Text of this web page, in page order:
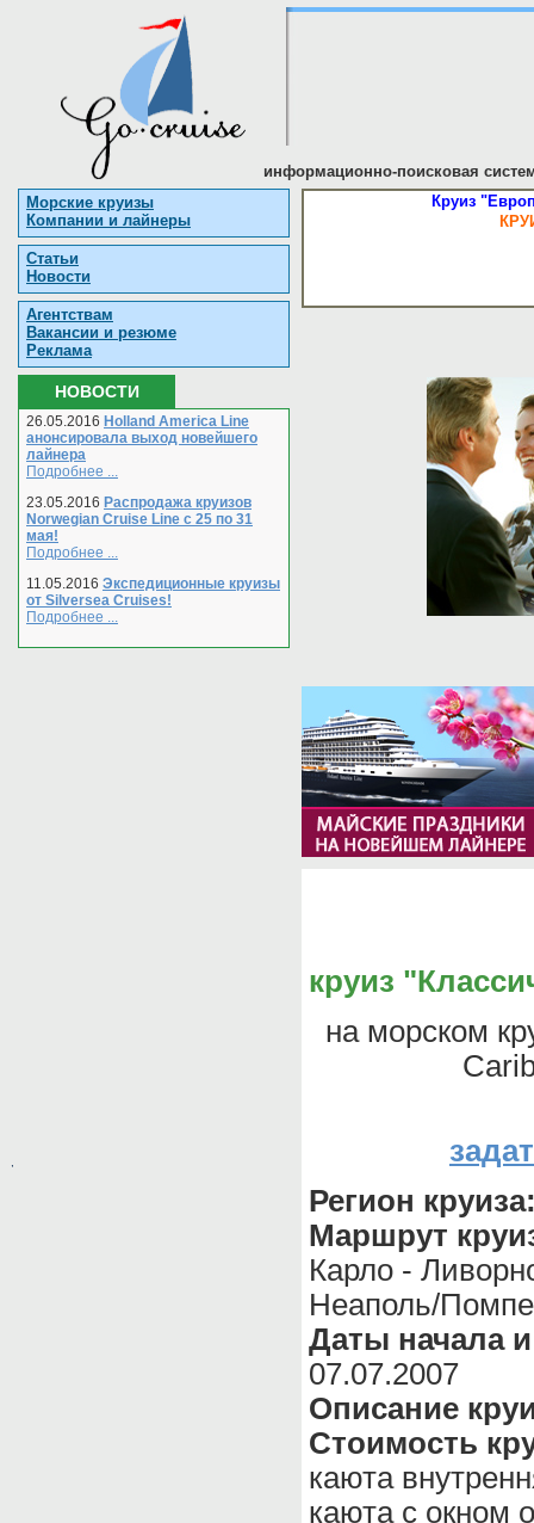
информационно-поисковая
Морские круизы
Компании и лайнеры
Статьи
Новости
Агентствам
Вакансии и резюме
Реклама
НОВОСТИ
26.05.2016 Holland America Line
анонсировала выход новейшего
лайнера
Подробнее ...
23.05.2016 Распродажа круизов
Norwegian Cruise Line с 25 по 31
мая!
Подробнее ...
11.05.2016 Экспедиционные круизы
от Silversea Cruises!
Подробнее ...
Круиз
круиз
на морском
Регион
Маршрут
Карло -
Неаполь/
Даты начала
07.07.2007
Описание
Стоимость
каюта
каюта с окном